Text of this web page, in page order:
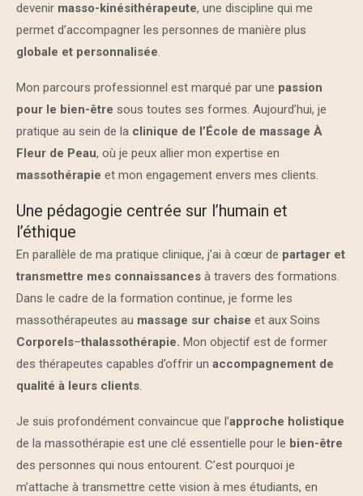
devenir masso-kinésithérapeute, une discipline qui me
permet d’accompagner les personnes de manière plus
globale et personnalisée.
Mon parcours professionnel est marqué par une passion
pour le bien-être sous toutes ses formes. Aujourd’hui, je
pratique au sein de la clinique de l’École de massage À
Fleur de Peau, où je peux allier mon expertise en
massothérapie et mon engagement envers mes clients.
Une pédagogie centrée sur l’humain et
l’éthique
En parallèle de ma pratique clinique, j’ai à cœur de partager et
transmettre mes connaissances à travers des formations.
Dans le cadre de la formation continue, je forme les
massothérapeutes au massage sur chaise et aux Soins
Corporels–thalassothérapie. Mon objectif est de former
des thérapeutes capables d’offrir un accompagnement de
qualité à leurs clients.
Je suis profondément convaincue que l’approche holistique
de la massothérapie est une clé essentielle pour le bien-être
des personnes qui nous entourent. C’est pourquoi je
m’attache à transmettre cette vision à mes étudiants, en